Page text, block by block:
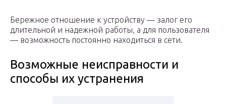
Бережное отношение к устройству — залог его
длительной и надежной работы, а для пользователя
— возможность постоянно находиться в сети.
Возможные неисправности и
способы их устранения